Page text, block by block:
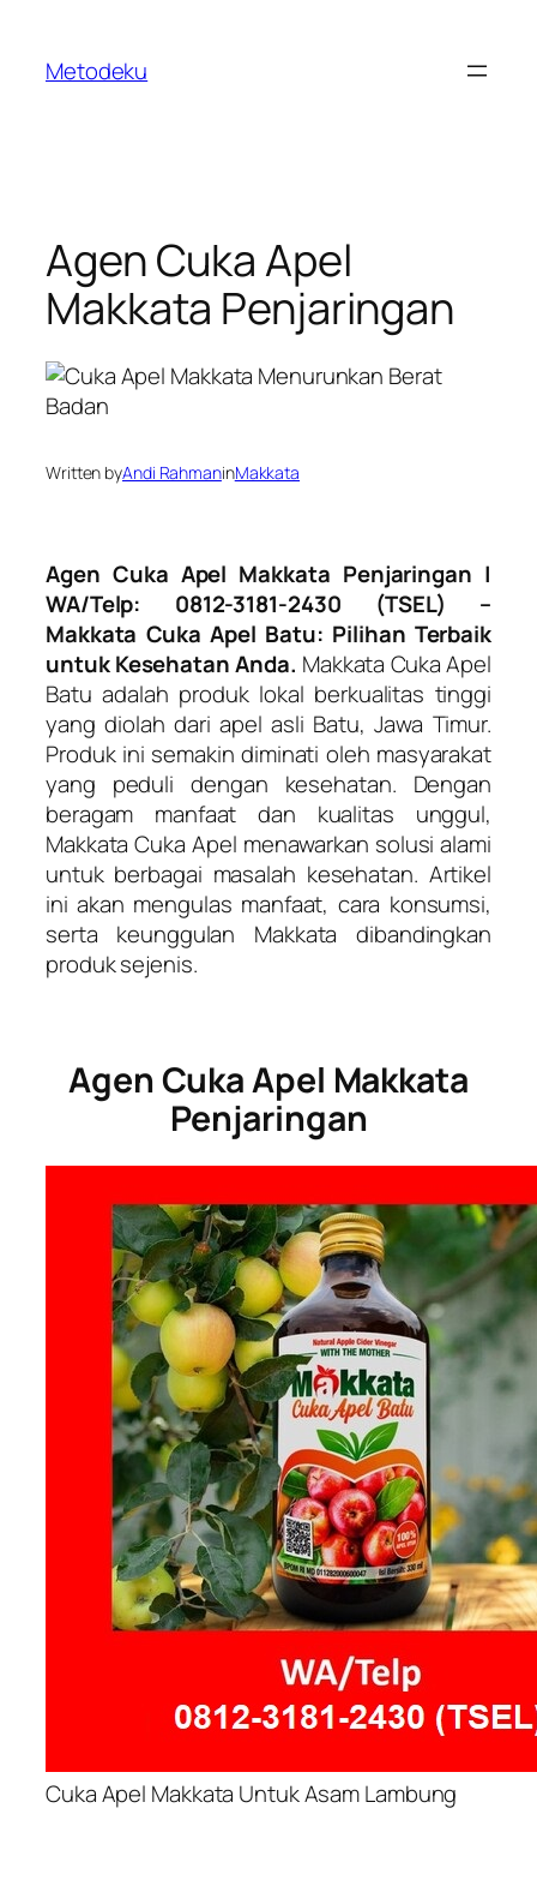
content
Metodeku
Agen Cuka Apel
Makkata Penjaringan
Written byAndi RahmaninMakkata
Agen Cuka Apel Makkata Penjaringan |
WA/Telp: 0812-3181-2430 (TSEL) –
Makkata Cuka Apel Batu: Pilihan Terbaik
untuk Kesehatan Anda. Makkata Cuka Apel
Batu adalah produk lokal berkualitas tinggi
yang diolah dari apel asli Batu, Jawa Timur.
Produk ini semakin diminati oleh masyarakat
yang peduli dengan kesehatan. Dengan
beragam manfaat dan kualitas unggul,
Makkata Cuka Apel menawarkan solusi alami
untuk berbagai masalah kesehatan. Artikel
ini akan mengulas manfaat, cara konsumsi,
serta keunggulan Makkata dibandingkan
produk sejenis.
Agen Cuka Apel Makkata
Penjaringan
Cuka Apel Makkata Untuk Asam Lambung